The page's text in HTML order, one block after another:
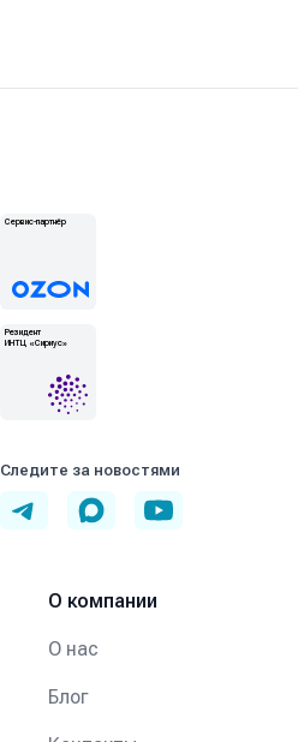
Сервис-партнёр
Резидент
ИНТЦ «Сириус»
Следите за новостями
TelegramMAX YouTube
О компании
О нас
Блог